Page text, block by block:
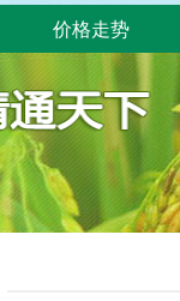
价格走势